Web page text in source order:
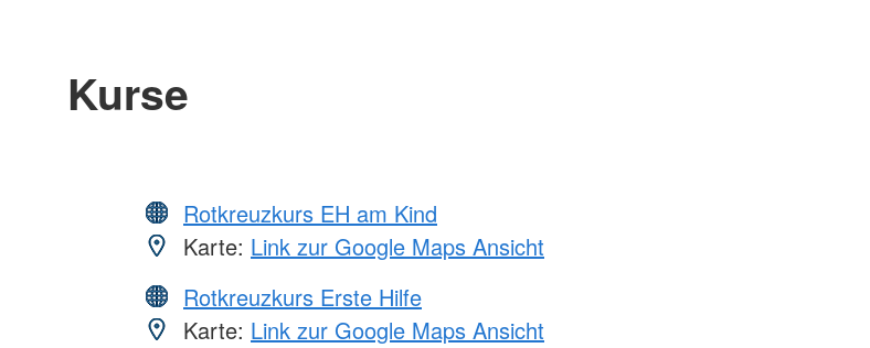
Kurse
Rotkreuzkurs EH am Kind
Karte: Link zur Google Maps Ansicht
Rotkreuzkurs Erste Hilfe
Karte: Link zur Google Maps Ansicht